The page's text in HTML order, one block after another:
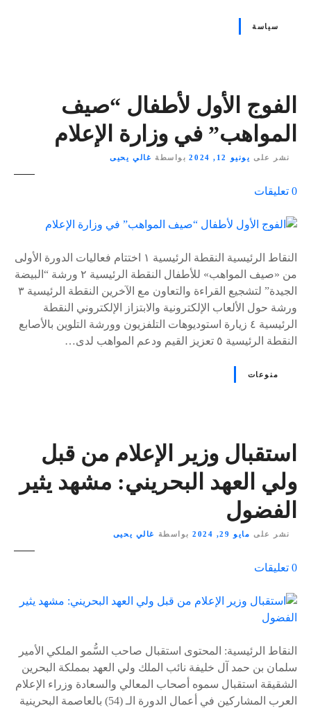
سياسة
الفوج الأول لأطفال “صيف
المواهب” في وزارة الإعلام
نشر على يونيو 12, 2024 بواسطة غالي يحيى
0 تعليقات
ى
s
النقاط الرئيسية النقطة الرئيسية ١ اختتام فعاليات الدورة الأولى
من «صيف المواهب» للأطفال النقطة الرئيسية ٢ ورشة “البيضة
الجيدة” لتشجيع القراءة والتعاون مع الآخرين النقطة الرئيسية ٣
ورشة حول الألعاب الإلكترونية والابتزاز الإلكتروني النقطة
الرئيسية ٤ زيارة استوديوهات التلفزيون وورشة التلوين بالأصابع
النقطة الرئيسية ٥ تعزيز القيم ودعم المواهب لدى…
منوعات
استقبال وزير الإعلام من قبل
ولي العهد البحريني: مشهد يثير
الفضول
نشر على مايو 29, 2024 بواسطة غالي يحيى
0 تعليقات
ى
النقاط الرئيسية: المحتوى استقبال صاحب السُّمو الملكي الأمير
سلمان بن حمد آل خليفة نائب الملك ولي العهد بمملكة البحرين
الشقيقة استقبال سموه أصحاب المعالي والسعادة وزراء الإعلام
العرب المشاركين في أعمال الدورة الـ (54) بالعاصمة البحرينية